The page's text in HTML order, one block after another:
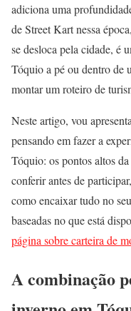
adiciona uma
de Street Kart nessa
se desloca pela cidade, é
Tóquio a pé ou dentro de
montar um roteiro de
Neste artigo, vou
pensando em fazer a
Tóquio: os pontos altos
conferir antes de
como encaixar tudo no
baseadas no que está
página sobre carteira de
A combinação